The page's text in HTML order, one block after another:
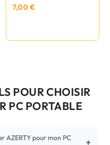
7,00 €
POUR CHOISIR
PC PORTABLE
AZERTY pour mon PC
+